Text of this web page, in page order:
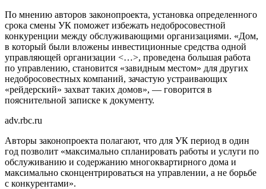
По мнению авторов законопроекта, установка определенного
срока смены УК поможет избежать недобросовестной
конкуренции между обслуживающими организациями. «Дом,
в который были вложены инвестиционные средства одной
управляющей организации <…>, проведена большая работа
по управлению, становится «завидным местом» для других
недобросовестных компаний, зачастую устраивающих
«рейдерский» захват таких домов», — говорится в
пояснительной записке к документу.
adv.rbc.ru
Авторы законопроекта полагают, что для УК период в один
год позволит «максимально спланировать работы и услуги по
обслуживанию и содержанию многоквартирного дома и
максимально сконцентрироваться на управлении, а не борьбе
с конкурентами».